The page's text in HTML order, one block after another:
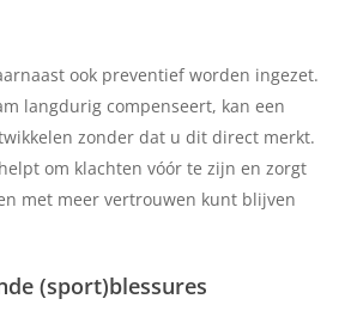
ook preventief worden ingezet.
langdurig compenseert, kan een
zonder dat u dit direct merkt.
om klachten vóór te zijn en zorgt
met meer vertrouwen kunt blijven
(sport)blessures